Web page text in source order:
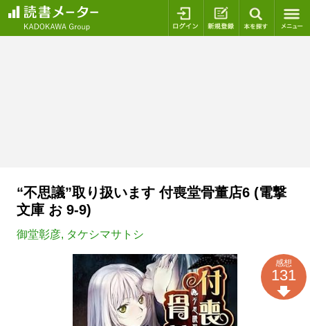
ログイン 新規登録
“不思議”取り扱います 付喪堂骨董店6 (電撃
文庫 お 9-9)
御堂彰彦, タケシマサトシ
感想
131